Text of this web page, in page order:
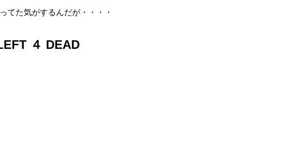
てた気がするんだが・・・・
４ DEAD